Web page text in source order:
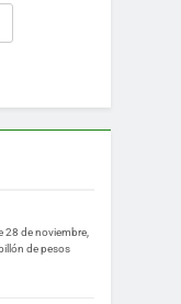
28 de noviembre,
de pesos